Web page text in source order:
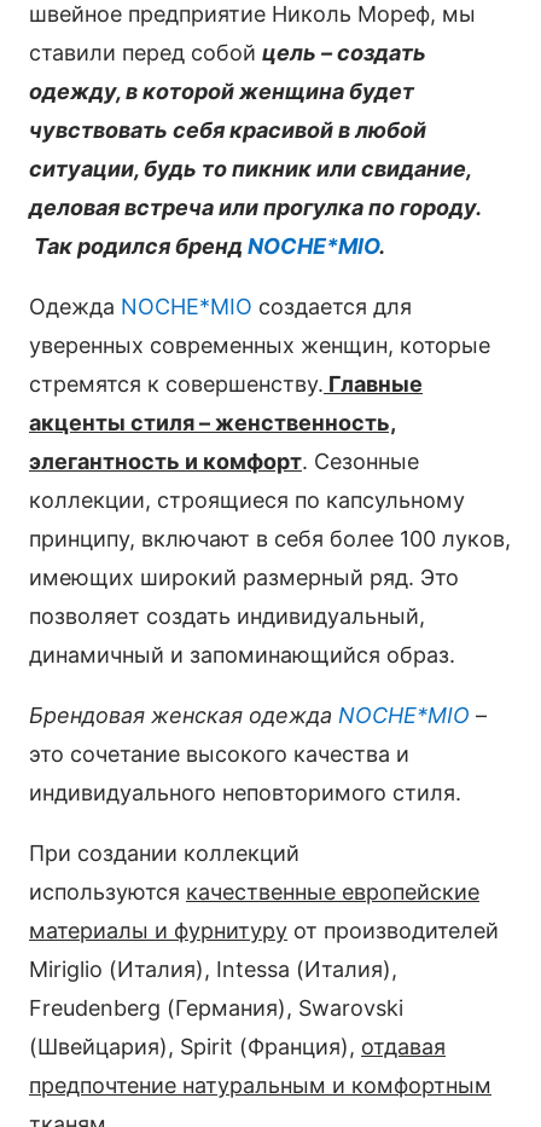
швейное предприятие Николь Мореф, мы
ставили перед собой цель – создать
одежду, в которой женщина будет
чувствовать себя красивой в любой
ситуации, будь то пикник или свидание,
деловая встреча или прогулка по городу.
Так родился бренд NOCHE*MIO.
Одежда NOCHE*MIO создается для
уверенных современных женщин, которые
стремятся к совершенству. Главные
акценты стиля – женственность,
элегантность и комфорт. Сезонные
коллекции, строящиеся по капсульному
принципу, включают в себя более 100 луков,
имеющих широкий размерный ряд. Это
позволяет создать индивидуальный,
динамичный и запоминающийся образ.
Брендовая женская одежда NOCHE*MIO –
это сочетание высокого качества и
индивидуального неповторимого стиля.
При создании коллекций
используются качественные европейские
материалы и фурнитуру от производителей
Miriglio (Италия), Intessa (Италия),
Freudenberg (Германия), Swarovski
(Швейцария), Spirit (Франция), отдавая
предпочтение натуральным и комфортным